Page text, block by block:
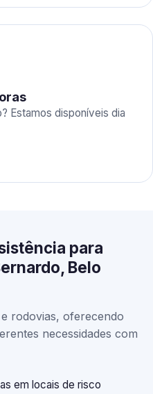
Estamos disponíveis dia
para
Belo
rodovias, oferecendo
necessidades com
em locais de risco